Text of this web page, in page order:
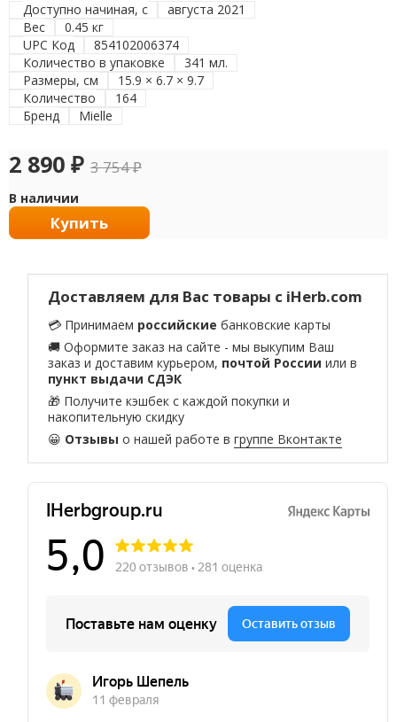
Доступно начиная, с
августа 2021
Вес
0.45 кг
UPC Код
854102006374
Количество в упаковке
341 мл.
Размеры, см
15.9 × 6.7 × 9.7
Количество
164
Бренд
Mielle
2 890 ₽ 3 754₽
В наличии
Купить
Доставляем для Вас товары с iHerb.com
💳 Принимаем российские банковские карты
🚚 Оформите заказ на сайте - мы выкупим Ваш
заказ и доставим курьером, почтой России или в
пункт выдачи СДЭК
🎁 Получите кэшбек с каждой покупки и
накопительную скидку
😀 Отзывы о нашей работе вгруппе Вконтакте